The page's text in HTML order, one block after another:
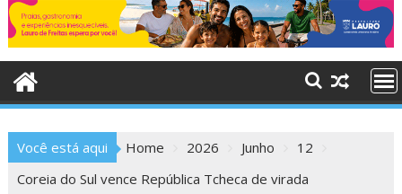
Você está aqui Home 2026 Junho
12
Coreia do Sul vence República Tcheca de virada